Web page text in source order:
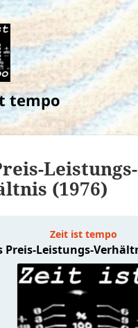
tempo
Leistungs-
(1976)